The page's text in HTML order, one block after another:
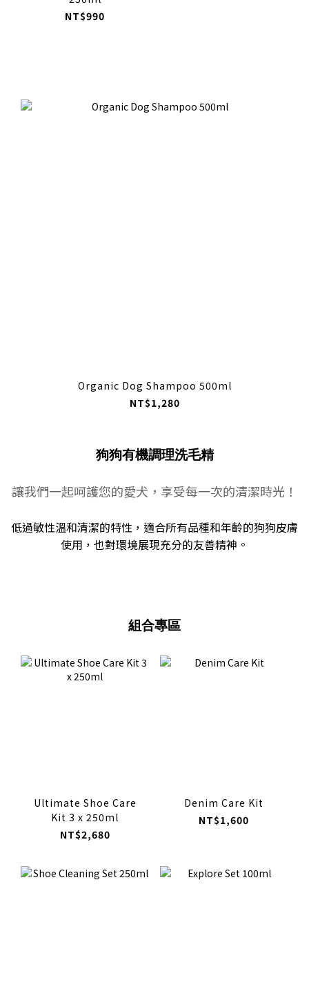
NT$990
Organic Dog Shampoo 500ml
NT$1,280
狗狗有機調理洗毛精
讓我們一起呵護您的愛犬，享受每一次的清潔時光！
低過敏性溫和清潔的特性，適合所有品種和年齡的狗狗皮膚
使用，也對環境展現充分的友善精神。
組合專區
Ultimate Shoe Care
Kit 3 x 250ml
NT$2,680
Denim Care Kit
NT$1,600